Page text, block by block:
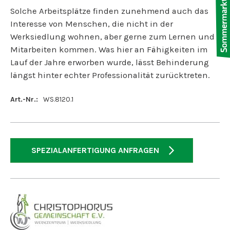
Solche Arbeitsplätze finden zunehmend auch das
Interesse von Menschen, die nicht in der
Werksiedlung wohnen, aber gerne zum Lernen und
Mitarbeiten kommen. Was hier an Fähigkeiten im
Lauf der Jahre erworben wurde, lässt Behinderung
längst hinter echter Professionalität zurücktreten.
Art.-Nr.: WS.8120.1
SPEZIALANFERTIGUNG ANFRAGEN